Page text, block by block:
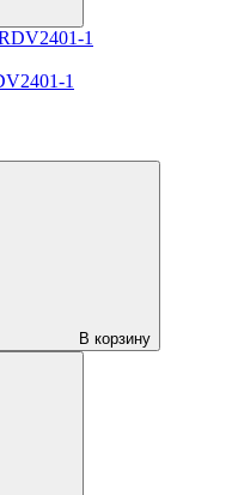
1
В корзину